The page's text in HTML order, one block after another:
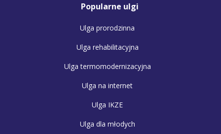
Popularne ulgi
Ulga prorodzinna
Ulga rehabilitacyjna
Ulga termomodernizacyjna
Ulga na internet
Ulga IKZE
Ulga dla młodych